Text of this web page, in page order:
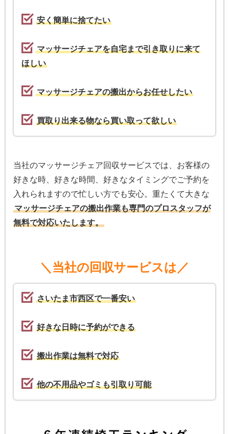
安く簡単に捨てたい
マッサージチェアを自宅まで引き取りに来て
ほしい
マッサージチェアの搬出からお任せしたい
買取り出来る物なら買い取って欲しい
当社のマッサージチェア回収サービスでは、お客様の
好きな時、好きな時間、好きなタイミングでご予約を
入れられますので忙しい方でも安心。重たくて大きな
マッサージチェアの搬出作業も専門のプロスタッフが
無料で対応いたします。
＼当社の回収サービスは／
さいたま市西区で一番安い
好きな日時に予約ができる
搬出作業は無料で対応
他の不用品やゴミも引取り可能